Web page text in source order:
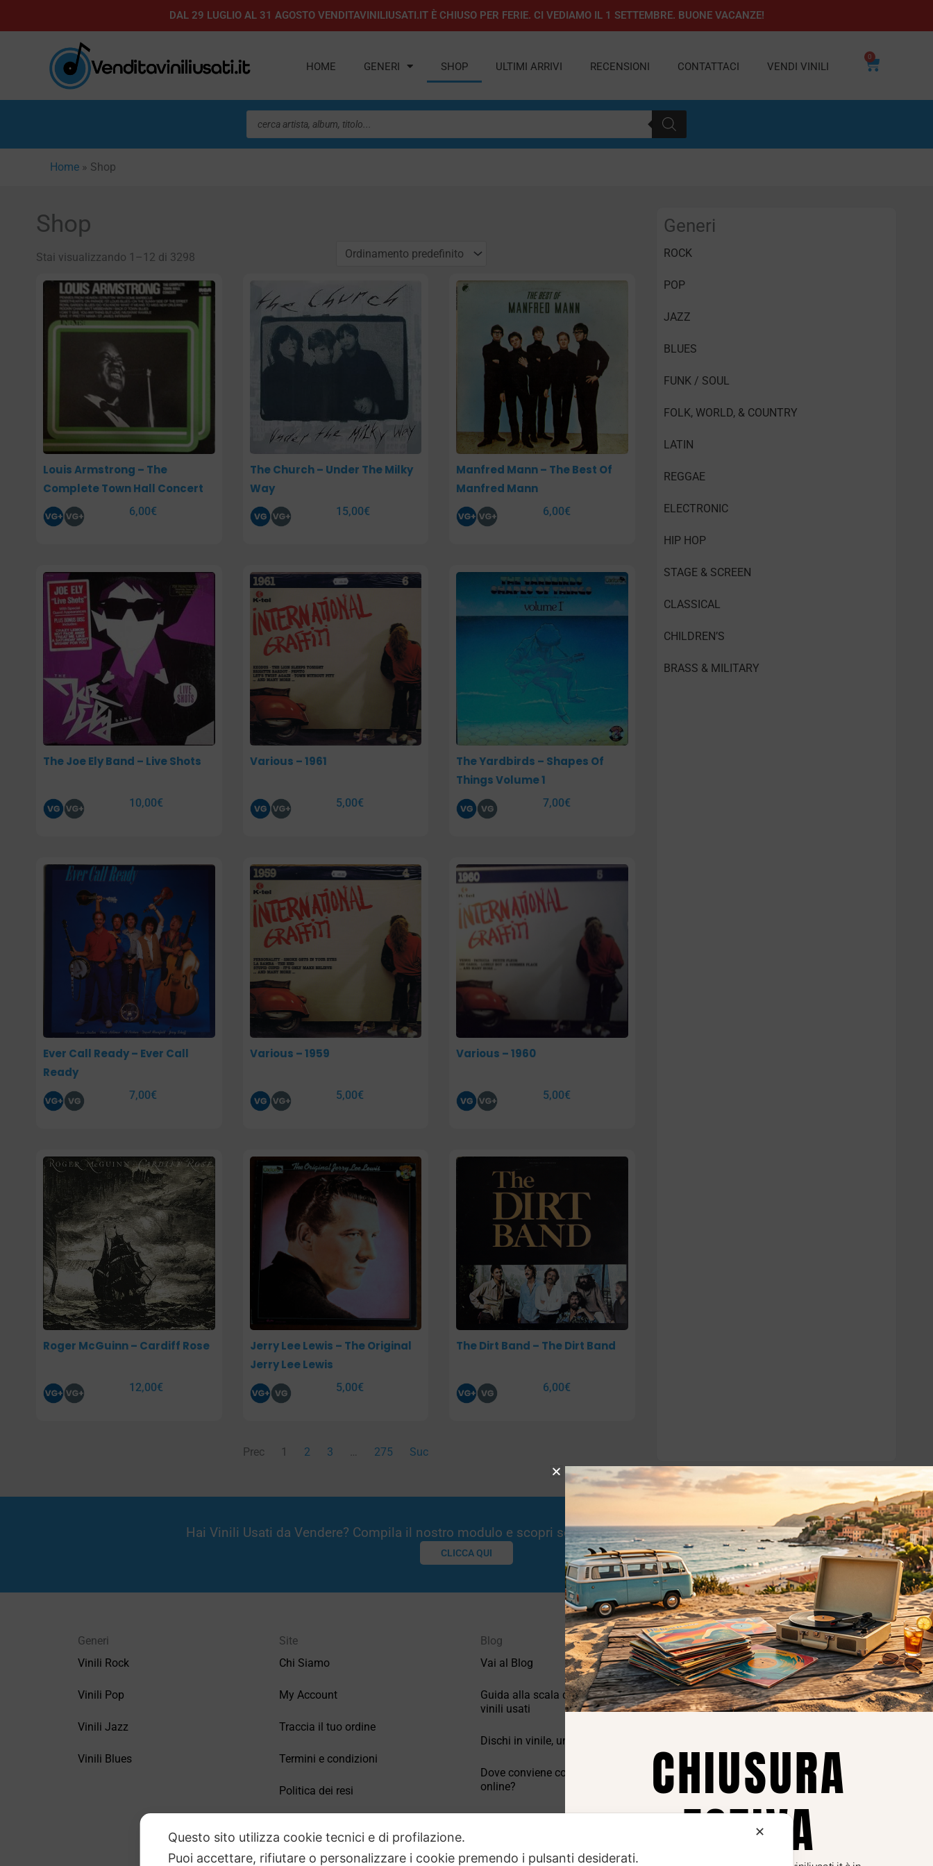
al
DAL 29 LUGLIO AL 31 AGOSTO VENDITAVINILIUSATI.IT È CHIUSO PER FERIE. CI VEDIAMO IL 1 SETTEMBRE. BUONE VACANZE!
HOME GENERI SHOP ULTIMI ARRIVI RECENSIONI CONTATTACI VENDI VINILI
0
Carrello
Ricerca
prodotti
Home » Shop
Shop
Stai visualizzando 1–12 di 3298
Louis Armstrong – The
Complete Town Hall Concert
6,00€
The Church – Under The Milky
Way
15,00€
Manfred Mann – The Best Of
Manfred Mann
6,00€
The Joe Ely Band – Live Shots
10,00€
Various – 1961
5,00€
The Yardbirds – Shapes Of
Things Volume 1
7,00€
Ever Call Ready – Ever Call
Ready
7,00€
Various – 1959
5,00€
Various – 1960
5,00€
Roger McGuinn – Cardiff Rose
12,00€
Jerry Lee Lewis – The Original
Jerry Lee Lewis
5,00€
The Dirt Band – The Dirt Band
6,00€
Prec 1 2 3
Pagina
275 Suc
Generi
ROCK
POP
JAZZ
BLUES
FUNK / SOUL
FOLK, WORLD, & COUNTRY
LATIN
REGGAE
ELECTRONIC
HIP HOP
STAGE & SCREEN
CLASSICAL
CHILDREN’S
BRASS & MILITARY
Hai Vinili Usati da Vendere? Compila il nostro modulo e scopri se potremmo essere interessati!
CLICCA QUI
Generi
Vinili Rock
Vinili Pop
Vinili Jazz
Vinili Blues
Site
Chi Siamo
My Account
Traccia il tuo ordine
Termini e condizioni
Politica dei resi
Blog
Vai al Blog
Guida alla scala di valutazione dei
vinili usati
Dischi in vinile, un po’ di storia.
Dove conviene comprare vinili
online?
Privacy
Privacy Policy
Cookie Policy (UE)
✕
Questo sito utilizza cookie tecnici e di profilazione.
Puoi accettare, rifiutare o personalizzare i cookie premendo i pulsanti desiderati.
CHIUSURA
ESTIVA